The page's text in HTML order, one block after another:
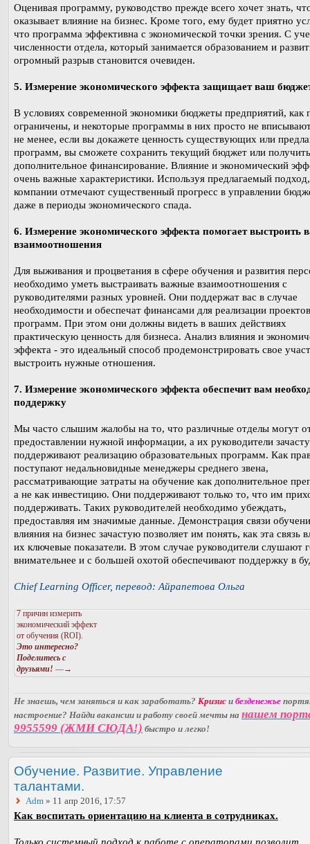
Оценивая программу, руководство прежде всего хочет знать,
оказывает влияние на бизнес. Кроме того, ему будет приятно
что программа эффективна с экономической точки зрения. С
численности отдела, который занимается образованием и
огромный разрыв становится очевиден.
5. Измерение экономического эффекта защищает ваш
В условиях современной экономики бюджеты предприятий, как
ограничены, и некоторые программы в них просто не
не менее, если вы докажете ценность существующих или
программ, вы сможете сохранить текущий бюджет или получить
дополнительное финансирование. Влияние и экономический
очень важные характеристики. Используя предлагаемый
компании отмечают существенный прогресс в управлении
даже в периоды экономического спада.
6. Измерение экономического эффекта помогает выстроить
взаимоотношения
Для выживания и процветания в сфере обучения и развития
необходимо уметь выстраивать важные взаимоотношения с
руководителями разных уровней. Они поддержат вас в случае
необходимости и обеспечат финансами для реализации
программ. При этом они должны видеть в ваших действиях
практическую ценность для бизнеса. Анализ влияния и
эффекта - это идеальный способ продемонстрировать свое
выстроить нужные отношения.
7. Измерение экономического эффекта обеспечит вам
поддержку
Мы часто слышим жалобы на то, что различные отделы могут
предоставлении нужной информации, а их руководители
поддерживают реализацию образовательных программ. Как
поступают недальновидные менеджеры среднего звена,
рассматривающие затраты на обучение как дополнительное
а не как инвестицию. Они поддерживают только то, что им
поддерживать. Таких руководителей необходимо убеждать,
предоставляя им значимые данные. Демонстрация связи
влияния на бизнес зачастую позволяет им понять, как эта связь
их ключевые показатели. В этом случае руководители слушают
внимательнее и с большей охотой обеспечивают поддержку в
Chief Learning Officer, перевод: Айрапетова Ольга
7 причин измерить
экономический эффект
от обучения (ROI).
Это интересно?
Поделитесь с
друзьями! —→
Не знаешь, чем заняться и как заработать? Кризис и безденежье
настроение? Найди вакансии и работу своей мечты на нашем
9955599 (ЖМИ СЮДА!) быстро и легко!
Обучение. Развитие. Управление
талантами.
Adm » 11 апр 2016, 17:57
Как воспитать ориентацию на клиента в сотрудниках.